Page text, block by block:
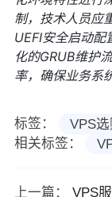
制，技术人员应
UEFI安全启动配
化的GRUB维护
率，确保业务系
标签： VPS
相关标签：
上一篇：
VPS